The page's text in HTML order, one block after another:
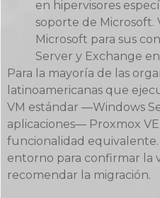
en hipervisores
soporte de Microsoft.
Microsoft para sus
Server y Exchange
Para la mayoría de las
latinoamericanas que
VM estándar —Windows
aplicaciones— Proxmox
funcionalidad equivalente.
entorno para confirmar la
recomendar la migración.